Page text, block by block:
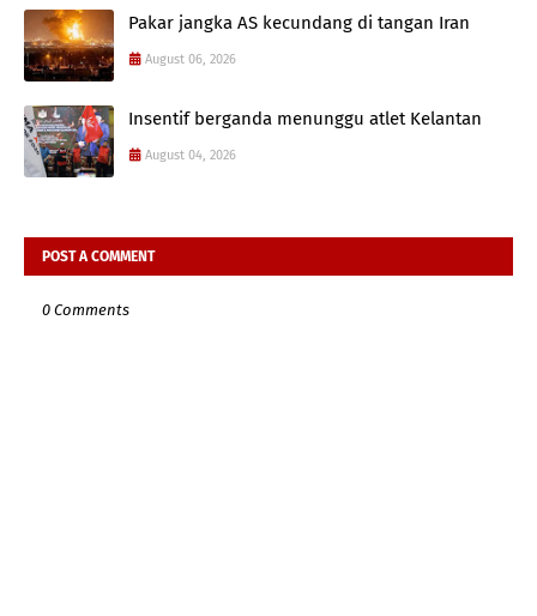
Pakar jangka AS kecundang di tangan Iran
August 06, 2026
Insentif berganda menunggu atlet Kelantan
August 04, 2026
POST A COMMENT
0 Comments